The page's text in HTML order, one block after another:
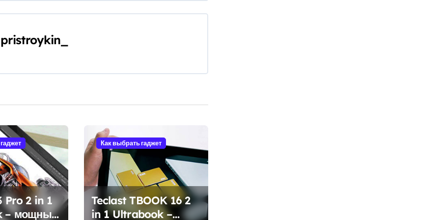
pristroykin_
Pro 2 in 1
– мощный
Как выбрать гаджет
Teclast TBOOK 16 2
in 1 Ultrabook –